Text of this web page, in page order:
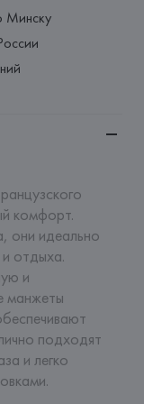
Минску
комфорт.
они идеально
отдыха.
и
манжеты
подходят
и легко